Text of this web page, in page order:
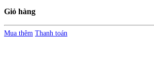
Giỏ hàng
Mua thêm Thanh toán